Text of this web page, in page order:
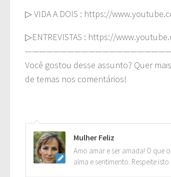
▷ VIDA A DOIS : https://
▷ENTREVISTAS : https://
Você gostou desse assunto? Quer
de temas nos comentários!
Mulher Feliz
Amo amar e ser amada! O que
alma e sentimento. Respeite